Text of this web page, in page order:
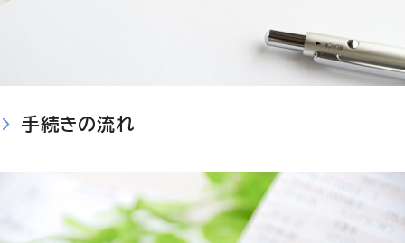
手続きの流れ